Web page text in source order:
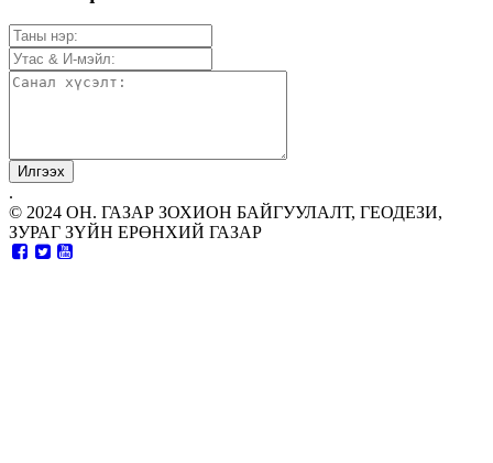
.
© 2024 ОН. ГАЗАР ЗОХИОН БАЙГУУЛАЛТ, ГЕОДЕЗИ,
ЗУРАГ ЗҮЙН ЕРӨНХИЙ ГАЗАР